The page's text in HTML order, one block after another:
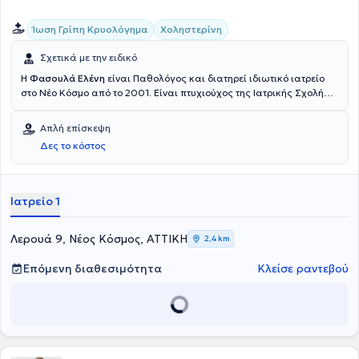
Ίωση Γρίπη Κρυολόγημα Χοληστερίνη
Σχετικά με την ειδικό
Η Φασουλά Ελένη είναι Παθολόγος και διατηρεί ιδιωτικό ιατρείο
στο Νέο Κόσμο από το 2001. Είναι πτυχιούχος της Ιατρικής Σχολής
ειδικευτεί στη Παθολογία στο 401 Γενικό Στρατιωτικό Νοσοκομείο
Αθηνών. Υπήρξε Οικογενειακός ιατρός στο ΙΚΑ Νέου Κόσμου για 11
έτη και συνεργάτης ιατρός στην αιμοδοσία στο Γενικό Νοσοκομείο
Μελισσίων "Αμαλία Φλέμινγκ". Στο ιδιωτικό της ιατρείο
χοληστερίνης, καθώς επίσης και λοιμώξεις ουροποιητικού και
αναπνευστικού.
Απλή επίσκεψη
Δες το κόστος
Ιατρείο 1
Λερουά 9, Νέος Κόσμος, ΑΤΤΙΚΗ 2,4 km
Επόμενη διαθεσιμότητα Κλείσε ραντεβού